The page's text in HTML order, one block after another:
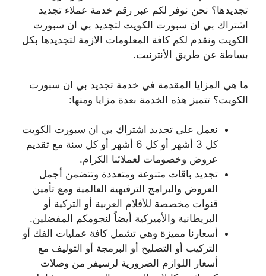
تجديدها؟ نحن نوفر لكم عبر رقم خدمة عملاء تجديد
اشتراك بي ان سبورت الكويت لتجديد بي ان سبورت
الكويت ونقدم لكم كافة المعلومات الازمة لتجديدها بكل
بساطة عن طريق الأنترنيت.
ما هي المزايا المقدمة في خدمة تجديد بي ان سبورت
الكويت؟ تتميز هذه الخدمة بعدة مزايا ومنها:
نعمل على تجديد اشتراك بي ان سبورت الكويت
كل 3 أشهر أو كل 6 أشهر أو كل سنة مع تقديم
عروض وخصومات لعملائنا الكرام.
تجديد باقات متنوعة ومتعددة وتتضمن أجمل
العروض والبرامج الترفيهية العالمية ومع تأمين
قنوات مخصصة للأفلام العربية أو التركية أو
البريطانية والأميركية أيضاً لنجومكم المفضلين.
أسعارنا مميزة وهي تشمل كافة عمليات الفك أو
التركيب أو التصليح أو البرمجة أو التوليف مع
أسعار اللوازم الضرورية لرسيفر من وصلات